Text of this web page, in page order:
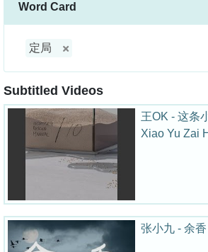
Word Card
定局
Subtitled Videos
王OK - 这条
Xiao Yu Zai
张小九 - 余